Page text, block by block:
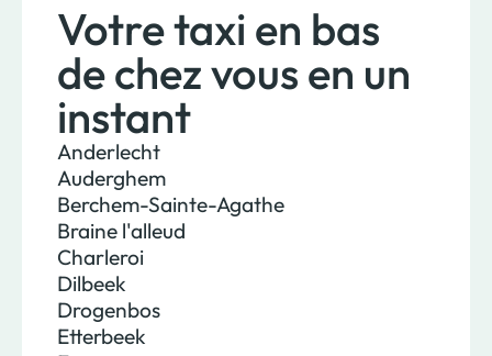
Votre taxi en bas
de chez vous en un
instant
Anderlecht
Auderghem
Berchem-Sainte-Agathe
Braine l'alleud
Charleroi
Dilbeek
Drogenbos
Etterbeek